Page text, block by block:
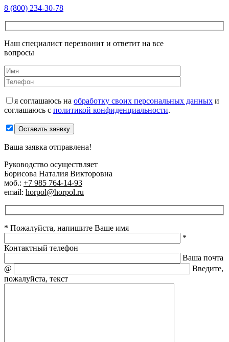
8 (800) 234-30-78
Наш специалист перезвонит и ответит на все
вопросы
я соглашаюсь на обработку своих персональных данных и
соглашаюсь с политикой конфиденциальности.
Оставить заявку
Ваша заявка отправлена!
Руководство осуществляет
Борисова Наталия Викторовна
моб.: +7 985 764-14-93
email: horpol@horpol.ru
* Пожалуйста, напишите Ваше имя
*
Контактный телефон
Ваша почта
@
Введите,
пожалуйста, текст